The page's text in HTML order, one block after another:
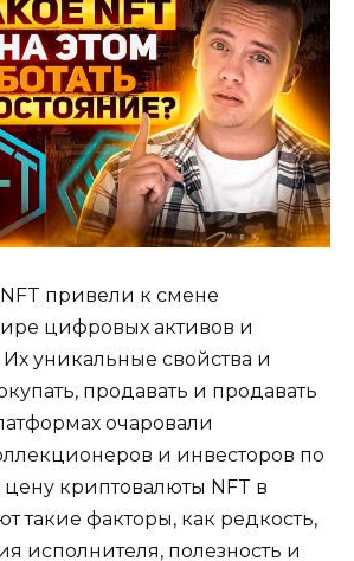
привели к смене
цифровых активов и
Их уникальные свойства и
продавать и продавать
очаровали
и инвесторов по
криптовалюты NFT в
такие факторы, как редкость,
исполнителя, полезность и